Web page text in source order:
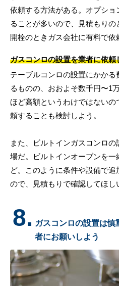
依頼する方法がある。オプシ
ることが多いので、見積もり
開栓のときガス会社に有料で依
ガスコンロの設置を業者に依
テーブルコンロの設置にかか
るものの、おおよそ数千円〜1
ほど高額というわけではない
頼することも検討しよう。
また、ビルトインガスコンロ
場だ。ビルトインオーブンを
ど。このように条件や設備で
ので、見積もりで確認してほし
8. ガスコンロの設置は慎
者にお願いしよう